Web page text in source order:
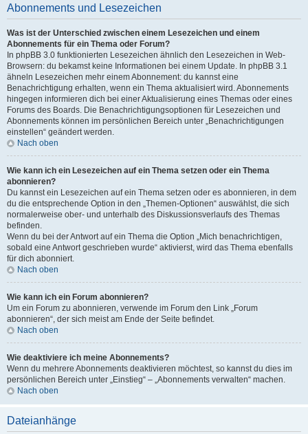
Abonnements und Lesezeichen
Was ist der Unterschied zwischen einem Lesezeichen und einem
Abonnements für ein Thema oder Forum?
In phpBB 3.0 funktionierten Lesezeichen ähnlich den Lesezeichen in Web-
Browsern: du bekamst keine Informationen bei einem Update. In phpBB 3.1
ähneln Lesezeichen mehr einem Abonnement: du kannst eine
Benachrichtigung erhalten, wenn ein Thema aktualisiert wird. Abonnements
hingegen informieren dich bei einer Aktualisierung eines Themas oder eines
Forums des Boards. Die Benachrichtigungsoptionen für Lesezeichen und
Abonnements können im persönlichen Bereich unter „Benachrichtigungen
einstellen“ geändert werden.
Nach oben
Wie kann ich ein Lesezeichen auf ein Thema setzen oder ein Thema
abonnieren?
Du kannst ein Lesezeichen auf ein Thema setzen oder es abonnieren, in dem
du die entsprechende Option in den „Themen-Optionen“ auswählst, die sich
normalerweise ober- und unterhalb des Diskussionsverlaufs des Themas
befinden.
Wenn du bei der Antwort auf ein Thema die Option „Mich benachrichtigen,
sobald eine Antwort geschrieben wurde“ aktivierst, wird das Thema ebenfalls
für dich abonniert.
Nach oben
Wie kann ich ein Forum abonnieren?
Um ein Forum zu abonnieren, verwende im Forum den Link „Forum
abonnieren“, der sich meist am Ende der Seite befindet.
Nach oben
Wie deaktiviere ich meine Abonnements?
Wenn du mehrere Abonnements deaktivieren möchtest, so kannst du dies im
persönlichen Bereich unter „Einstieg“ – „Abonnements verwalten“ machen.
Nach oben
Dateianhänge